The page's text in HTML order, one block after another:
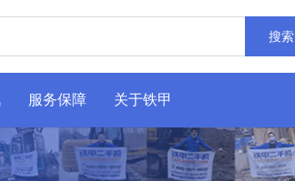
搜索
服务保障 关于铁甲